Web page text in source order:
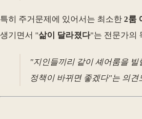
특히 주거문제에 있어서는 최소한 2룸
생기면서 "삶이 달라졌다"는 전문가의
"지인들끼리 같이 셰어룸을 빌
정책이 바뀌면 좋겠다"는 의견